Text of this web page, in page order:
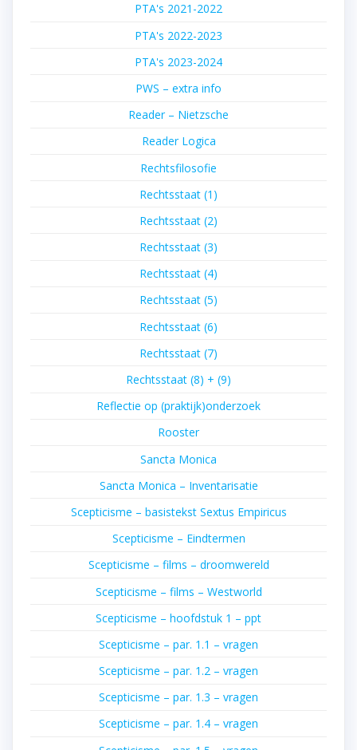
PTA's 2021-2022
PTA's 2022-2023
PTA's 2023-2024
PWS – extra info
Reader – Nietzsche
Reader Logica
Rechtsfilosofie
Rechtsstaat (1)
Rechtsstaat (2)
Rechtsstaat (3)
Rechtsstaat (4)
Rechtsstaat (5)
Rechtsstaat (6)
Rechtsstaat (7)
Rechtsstaat (8) + (9)
Reflectie op (praktijk)onderzoek
Rooster
Sancta Monica
Sancta Monica – Inventarisatie
Scepticisme – basistekst Sextus Empiricus
Scepticisme – Eindtermen
Scepticisme – films – droomwereld
Scepticisme – films – Westworld
Scepticisme – hoofdstuk 1 – ppt
Scepticisme – par. 1.1 – vragen
Scepticisme – par. 1.2 – vragen
Scepticisme – par. 1.3 – vragen
Scepticisme – par. 1.4 – vragen